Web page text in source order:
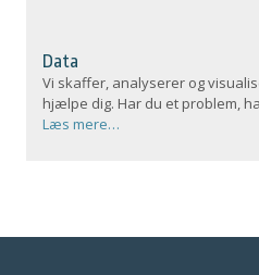
Data
Vi skaffer, analyserer og
hjælpe dig. Har du et problem,
Læs mere…